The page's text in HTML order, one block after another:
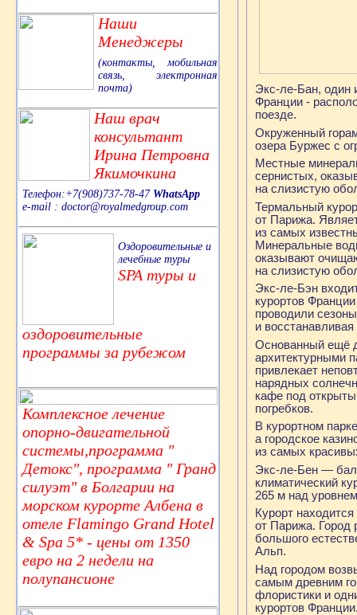
Наши
Менеджеры
(контакты, мобильная
связь, электронная
почта)
Наш врач
консультант
Ирина Петровна
Якимочкина
Телефон:+7(908)737-78-47 WhatsApp
e-mail : doctor@royalmedgroup.com
Оздоровительные и
лечебные туры
SPA туры и
оздоровительные
программы за рубежом
Комплексное лечение
опорно-двигательной
системы,программа "
Детокс", программа " Гранд
силуэт" в Болгарии на
морском курорте Албена в
отеле Flamingo Grand Hotel
& Spa 5* - цены от 1350
евро на 2 недели на
полупансионе
Экс-ле-Бан, один
Франции -
поезде.
Окруженный
озера Буржес с
Местные
сернистых,
на слизистую
Термальный
от Парижа.
из самых
Минеральные
оказывают
на слизистую
Экс-ле-Бэн
курортов
проводили
и
Основанный ещё
архитектурными
привлекает
нарядных
кафе под
погребков.
В курортном
а городское
из самых
Экс-ле-Бен —
климатический
265 м над
Курорт
от Парижа. Город
большого
Альп.
Над городом
самым древним
флористики и
курортов